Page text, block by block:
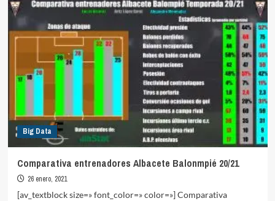
reacción
Real
Zaragoza
con
JIM
Big Data
Comparativa entrenadores Albacete Balonmpié 20/21
26 enero, 2021
[av_textblock size=» font_color=» color=»] Comparativa